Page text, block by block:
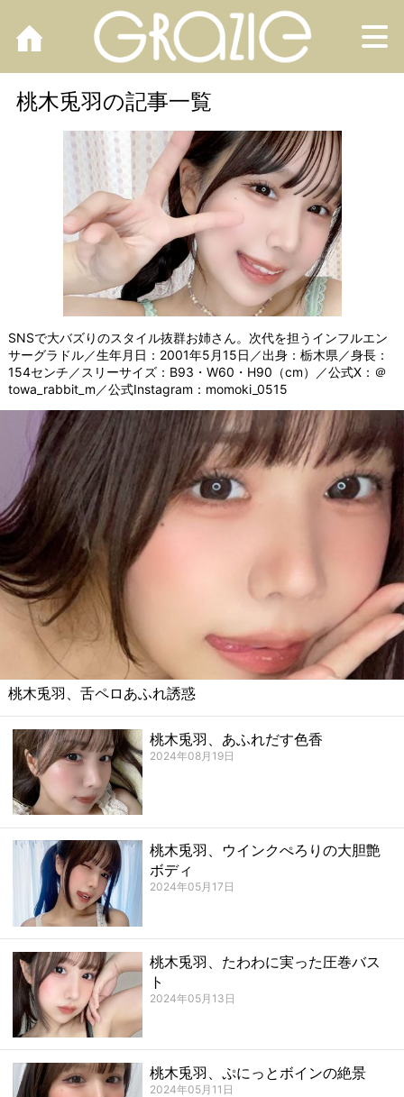
桃木兎羽の記事一覧
SNSで大バズりのスタイル抜群お姉さん。次代を担うインフルエン
サーグラドル／生年月日：2001年5月15日／出身：栃木県／身長：
154センチ／スリーサイズ：B93・W60・H90（cm）／公式X： ＠
towa_rabbit_m ／公式Instagram： momoki_0515
桃木兎羽、舌ペロあふれ誘惑
桃木兎羽、あふれだす色香
2024年08月19日
桃木兎羽、ウインクぺろりの大胆艶
ボディ
2024年05月17日
桃木兎羽、たわわに実った圧巻バス
ト
2024年05月13日
桃木兎羽、ぷにっとボインの絶景
2024年05月11日